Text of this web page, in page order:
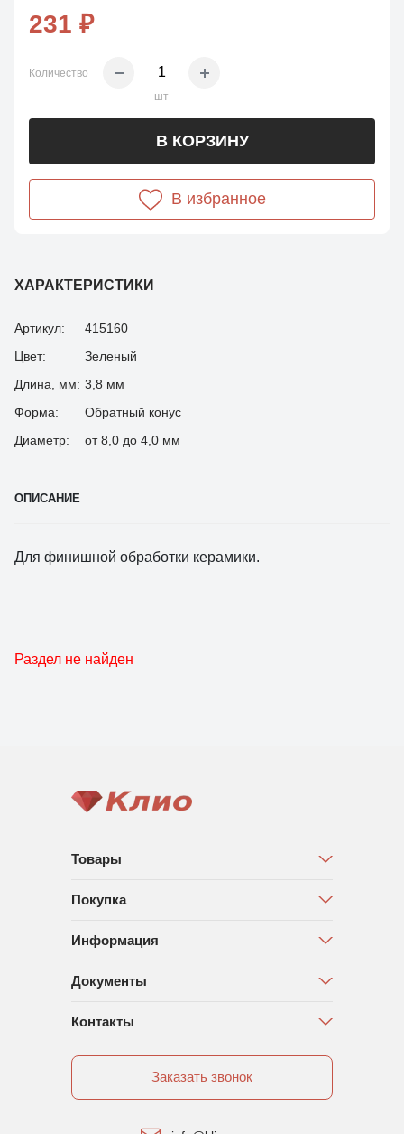
ХАРАКТЕРИСТИКИ
Артикул:
415160
Цвет:
Зеленый
Длина, мм: 3,8 мм
Форма:
Обратный конус
Диаметр:
от 8,0 до 4,0 мм
231 ₽
Количество
шт
В КОРЗИНУ
В избранное
ОПИСАНИЕ
Для финишной обработки керамики.
Раздел не найден
Товары
Покупка
Информация
Документы
Контакты
Заказать звонок